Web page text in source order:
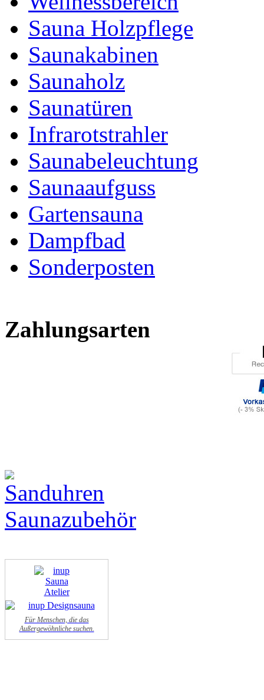
Sauna Holzpflege
Saunakabinen
Saunaholz
Saunatüren
Infrarotstrahler
Saunabeleuchtung
Saunaaufguss
Gartensauna
Dampfbad
Sonderposten
Zahlungsarten
Für Menschen, die das
Außergewöhnliche suchen.